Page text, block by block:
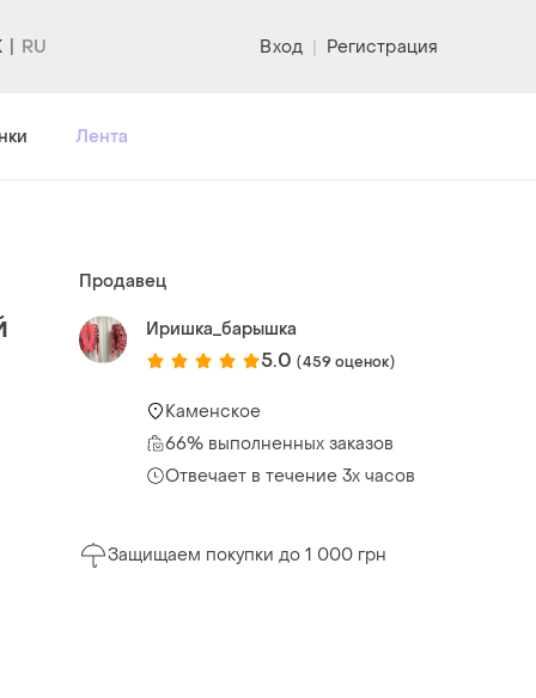
Вход | Регистрация
Лента
Продавец
Иришка_барышка
5.0 (459 оценок)
Каменское
66% выполненных заказов
Отвечает в течение 3х часов
Защищаем покупки до 1 000 грн